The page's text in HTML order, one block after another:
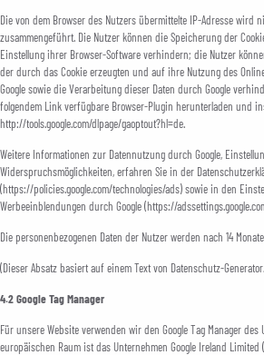
Die von dem Browser des Nutzers übermittelte IP-Adresse wird
zusammengeführt. Die Nutzer können die Speicherung der
Einstellung ihrer Browser-Software verhindern; die Nutzer
der durch das Cookie erzeugten und auf ihre Nutzung des
Google sowie die Verarbeitung dieser Daten durch Google
folgendem Link verfügbare Browser-Plugin herunterladen und
http://tools.google.com/dlpage/gaoptout?hl=de.
Weitere Informationen zur Datennutzung durch Google,
Widerspruchsmöglichkeiten, erfahren Sie in der
(https://policies.google.com/technologies/ads) sowie in den
Werbeeinblendungen durch Google (https://
Die personenbezogenen Daten der Nutzer werden nach 14
(Dieser Absatz basiert auf einem Text von Datenschutz-
4.2 Google Tag Manager
Für unsere Website verwenden wir den Google Tag Manager des
europäischen Raum ist das Unternehmen Google Ireland Limited